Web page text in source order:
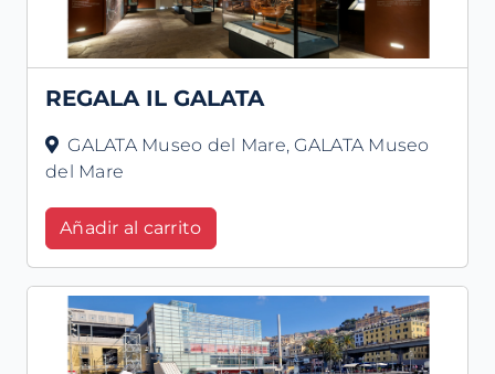
REGALA IL GALATA
GALATA Museo del Mare, GALATA Museo
del Mare
Añadir al carrito